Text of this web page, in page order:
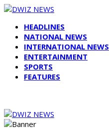
HEADLINES
NATIONAL NEWS
INTERNATIONAL NEWS
ENTERTAINMENT
SPORTS
FEATURES